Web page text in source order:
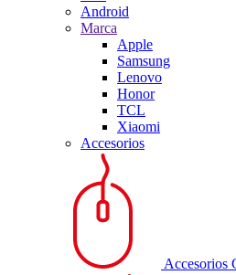
Android
Marca
Apple
Samsung
Lenovo
Honor
TCL
Xiaomi
Accesorios
Accesorios